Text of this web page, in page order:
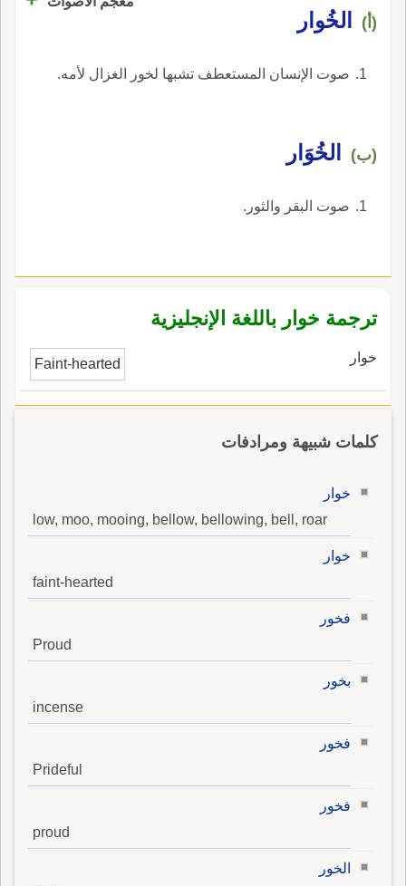
(أ) الخُوار
صوت الإنسان المستعطف تشبها لخور الغزال لأمه.
(ب) الخُوَار
صوت البقر والثور.
ترجمة خوار باللغة الإنجليزية
خوار Faint-hearted
كلمات شبيهة ومرادفات
خوار
low, moo, mooing, bellow, bellowing, bell, roar
خوار
faint-hearted
فخور
Proud
بخور
incense
فخور
Prideful
فخور
proud
الخور